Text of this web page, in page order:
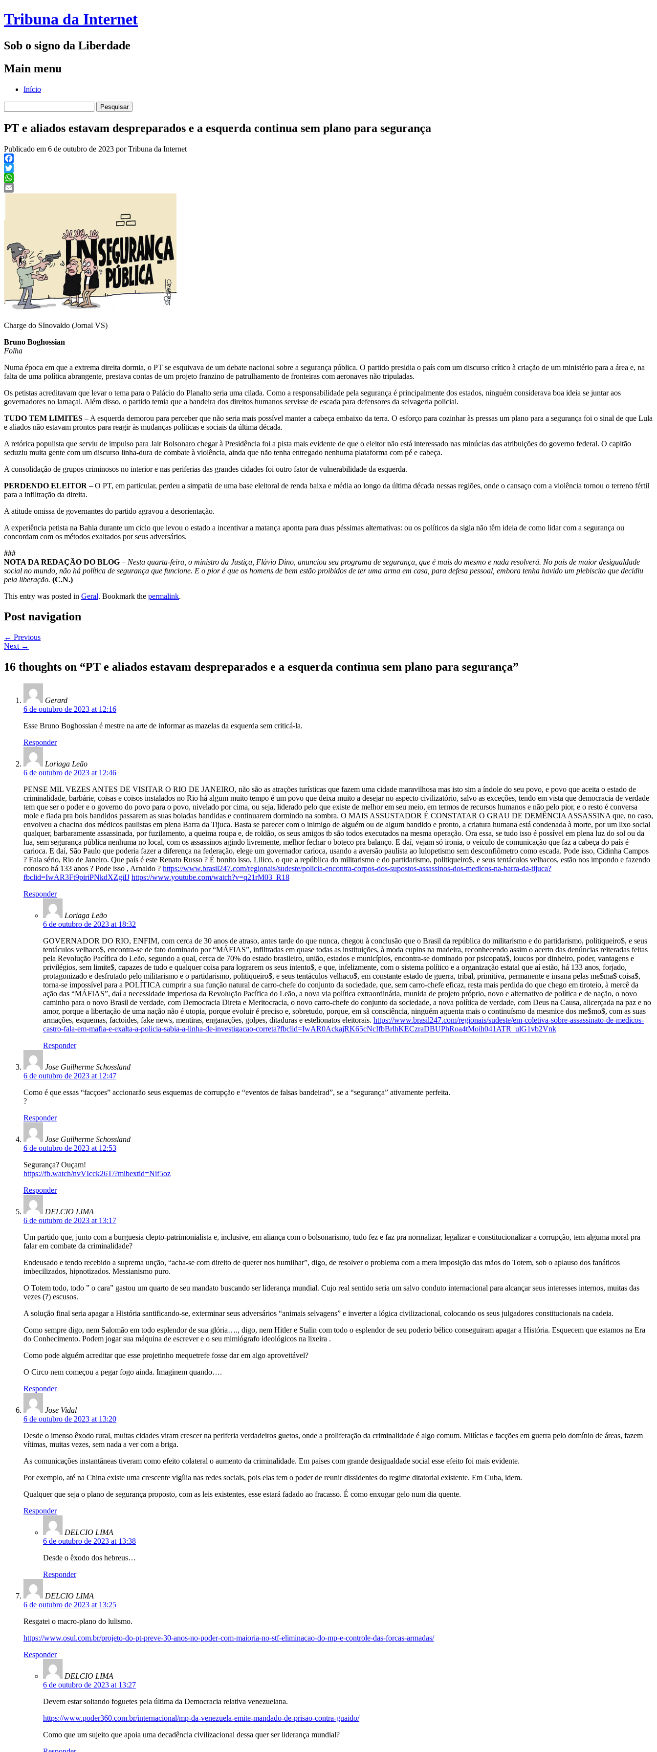
Tribuna da Internet
Sob o signo da Liberdade
Main menu
Skip
Início
por:
PT e aliados estavam despreparados e a esquerda continua sem plano para segurança
Publicado em 6 de outubro de 2023 por Tribuna da Internet
Facebook
Twitter
WhatsApp
Charge do SInovaldo (Jornal VS)
Bruno Boghossian
Folha
Numa época em que a extrema direita dormia, o PT se esquivava de um debate nacional sobre a segurança pública. O partido presidia o país com um discurso crítico à criação de um ministério para a área e, na
falta de uma política abrangente, prestava contas de um projeto franzino de patrulhamento de fronteiras com aeronaves não tripuladas.
Os petistas acreditavam que levar o tema para o Palácio do Planalto seria uma cilada. Como a responsabilidade pela segurança é principalmente dos estados, ninguém considerava boa ideia se juntar aos
governadores no lamaçal. Além disso, o partido temia que a bandeira dos direitos humanos servisse de escada para defensores da selvageria policial.
TUDO TEM LIMITES – A esquerda demorou para perceber que não seria mais possível manter a cabeça embaixo da terra. O esforço para cozinhar às pressas um plano para a segurança foi o sinal de que Lula
e aliados não estavam prontos para reagir às mudanças políticas e sociais da última década.
A retórica populista que serviu de impulso para Jair Bolsonaro chegar à Presidência foi a pista mais evidente de que o eleitor não está interessado nas minúcias das atribuições do governo federal. O capitão
seduziu muita gente com um discurso linha-dura de combate à violência, ainda que não tenha entregado nenhuma plataforma com pé e cabeça.
A consolidação de grupos criminosos no interior e nas periferias das grandes cidades foi outro fator de vulnerabilidade da esquerda.
PERDENDO ELEITOR – O PT, em particular, perdeu a simpatia de uma base eleitoral de renda baixa e média ao longo da última década nessas regiões, onde o cansaço com a violência tornou o terreno fértil
para a infiltração da direita.
A atitude omissa de governantes do partido agravou a desorientação.
A experiência petista na Bahia durante um ciclo que levou o estado a incentivar a matança aponta para duas péssimas alternativas: ou os políticos da sigla não têm ideia de como lidar com a segurança ou
concordam com os métodos exaltados por seus adversários.
###
NOTA DA REDAÇÃO DO BLOG – Nesta quarta-feira, o ministro da Justiça, Flávio Dino, anunciou seu programa de segurança, que é mais do mesmo e nada resolverá. No país de maior desigualdade
social no mundo, não há política de segurança que funcione. E o pior é que os homens de bem estão proibidos de ter uma arma em casa, para defesa pessoal, embora tenha havido um plebiscito que decidiu
pela liberação. (C.N.)
This entry was posted in Geral. Bookmark the permalink.
Post navigation
← Previous
Next →
16 thoughts on “PT e aliados estavam despreparados e a esquerda continua sem plano para segurança”
Gerard
6 de outubro de 2023 at 12:16
Esse Bruno Boghossian é mestre na arte de informar as mazelas da esquerda sem criticá-la.
Responder
Loriaga Leão
6 de outubro de 2023 at 12:46
PENSE MIL VEZES ANTES DE VISITAR O RIO DE JANEIRO, não são as atrações turísticas que fazem uma cidade maravilhosa mas isto sim a índole do seu povo, e povo que aceita o estado de
criminalidade, barbárie, coisas e coisos instalados no Rio há algum muito tempo é um povo que deixa muito a desejar no aspecto civilizatório, salvo as exceções, tendo em vista que democracia de verdade
tem que ser o poder e o governo do povo para o povo, nivelado por cima, ou seja, liderado pelo que existe de melhor em seu meio, em termos de recursos humanos e não pelo pior, e o resto é conversa
mole e fiada pra bois bandidos passarem as suas boiadas bandidas e continuarem dormindo na sombra. O MAIS ASSUSTADOR É CONSTATAR O GRAU DE DEMÊNCIA ASSASSINA que, no caso,
envolveu a chacina dos médicos paulistas em plena Barra da Tijuca. Basta se parecer com o inimigo de alguém ou de algum bandido e pronto, a criatura humana está condenada à morte, por um lixo social
qualquer, barbaramente assassinada, por fuzilamento, a queima roupa e, de roldão, os seus amigos tb são todos executados na mesma operação. Ora essa, se tudo isso é possível em plena luz do sol ou da
lua, sem segurança pública nenhuma no local, com os assassinos agindo livremente, melhor fechar o boteco pra balanço. E daí, vejam só ironia, o veículo de comunicação que faz a cabeça do país é
carioca. E daí, São Paulo que poderia fazer a diferença na federação, elege um governador carioca, usando a aversão paulista ao lulopetismo sem desconfiômetro como escada. Pode isso, Cidinha Campos
? Fala sério, Rio de Janeiro. Que país é este Renato Russo ? É bonito isso, Lilico, o que a república do militarismo e do partidarismo, politiqueiro$, e seus tentáculos velhacos, estão nos impondo e fazendo
conosco há 133 anos ? Pode isso , Arnaldo ? https://www.brasil247.com/regionais/sudeste/policia-encontra-corpos-dos-supostos-assassinos-dos-medicos-na-barra-da-tijuca?
fbclid=IwAR3Ft9piriPNkdXZgiIJ https://www.youtube.com/watch?v=q21rM03_R18
Responder
Loriaga Leão
6 de outubro de 2023 at 18:32
GOVERNADOR DO RIO, ENFIM, com cerca de 30 anos de atraso, antes tarde do que nunca, chegou à conclusão que o Brasil da república do militarismo e do partidarismo, politiqueiro$, e seus
tentáculos velhaco$, encontra-se de fato dominado por “MÁFIAS”, infiltradas em quase todas as instituições, à moda cupins na madeira, reconhecendo assim o acerto das denúncias reiteradas feitas
pela Revolução Pacífica do Leão, segundo a qual, cerca de 70% do estado brasileiro, união, estados e municípios, encontra-se dominado por psicopata$, loucos por dinheiro, poder, vantagens e
privilégios, sem limite$, capazes de tudo e qualquer coisa para lograrem os seus intento$, e que, infelizmente, com o sistema político e a organização estatal que aí estão, há 133 anos, forjado,
protagonizado e desfrutado pelo militarismo e o partidarismo, politiqueiro$, e seus tentáculos velhaco$, em constante estado de guerra, tribal, primitiva, permanente e insana pelas me$ma$ coisa$,
torna-se impossível para a POLÍTICA cumprir a sua função natural de carro-chefe do conjunto da sociedade, que, sem carro-chefe eficaz, resta mais perdida do que chego em tiroteio, à mercê da
ação das “MÁFIAS”, daí a necessidade imperiosa da Revolução Pacífica do Leão, a nova via política extraordinária, munida de projeto próprio, novo e alternativo de política e de nação, o novo
caminho para o novo Brasil de verdade, com Democracia Direta e Meritocracia, o novo carro-chefe do conjunto da sociedade, a nova política de verdade, com Deus na Causa, alicerçada na paz e no
amor, porque a libertação de uma nação não é utopia, porque evoluir é preciso e, sobretudo, porque, em sã consciência, ninguém aguenta mais o continuísmo da mesmice dos me$mo$, com as suas
armações, esquemas, factoides, fake news, mentiras, enganações, golpes, ditaduras e estelionatos eleitorais. https://www.brasil247.com/regionais/sudeste/em-coletiva-sobre-assassinato-de-medicos-
castro-fala-em-mafia-e-exalta-a-policia-sabia-a-linha-de-investigacao-correta?fbclid=IwAR0AckajRK65cNcIfbBrlhKECzraDBUPhRoa4tMoih041ATR_ulG1vb2Vnk
Responder
Jose Guilherme Schossland
6 de outubro de 2023 at 12:47
Como é que essas “facçoes” accionarão seus esquemas de corrupção e “eventos de falsas bandeirad”, se a “segurança” ativamente perfeita.
?
Responder
Jose Guilherme Schossland
6 de outubro de 2023 at 12:53
Segurança? Ouçam!
https://fb.watch/nvVIcck26T/?mibextid=Nif5oz
Responder
DELCIO LIMA
6 de outubro de 2023 at 13:17
Um partido que, junto com a burguesia clepto-patrimonialista e, inclusive, em aliança com o bolsonarismo, tudo fez e faz pra normalizar, legalizar e constitucionalizar a corrupção, tem alguma moral pra
falar em combate da criminalidade?
Endeusado e tendo recebido a suprema unção, “acha-se com direito de querer nos humilhar”, digo, de resolver o problema com a mera imposição das mãos do Totem, sob o aplauso dos fanáticos
imbecilizados, hipnotizados. Messianismo puro.
O Totem todo, todo ” o cara” gastou um quarto de seu mandato buscando ser liderança mundial. Cujo real sentido seria um salvo conduto internacional para alcançar seus interesses internos, muitas das
vezes (?) escusos.
A solução final seria apagar a História santificando-se, exterminar seus adversários “animais selvagens” e inverter a lógica civilizacional, colocando os seus julgadores constitucionais na cadeia.
Como sempre digo, nem Salomão em todo esplendor de sua glória…., digo, nem Hitler e Stalin com todo o esplendor de seu poderio bélico conseguiram apagar a História. Esquecem que estamos na Era
do Conhecimento. Podem jogar sua máquina de escrever e o seu mimiógrafo ideológicos na lixeira .
Como pode alguém acreditar que esse projetinho mequetrefe fosse dar em algo aproveitável?
O Circo nem começou a pegar fogo ainda. Imaginem quando….
Responder
Jose Vidal
6 de outubro de 2023 at 13:20
Desde o imenso êxodo rural, muitas cidades viram crescer na periferia verdadeiros guetos, onde a proliferação da criminalidade é algo comum. Milícias e facções em guerra pelo domínio de áreas, fazem
vítimas, muitas vezes, sem nada a ver com a briga.
As comunicações instantâneas tiveram como efeito colateral o aumento da criminalidade. Em países com grande desigualdade social esse efeito foi mais evidente.
Por exemplo, até na China existe uma crescente vigília nas redes sociais, pois elas tem o poder de reunir dissidentes do regime ditatorial existente. Em Cuba, idem.
Qualquer que seja o plano de segurança proposto, com as leis existentes, esse estará fadado ao fracasso. É como enxugar gelo num dia quente.
Responder
DELCIO LIMA
6 de outubro de 2023 at 13:38
Desde o êxodo dos hebreus…
Responder
DELCIO LIMA
6 de outubro de 2023 at 13:25
Resgatei o macro-plano do lulismo.
https://www.osul.com.br/projeto-do-pt-preve-30-anos-no-poder-com-maioria-no-stf-eliminacao-do-mp-e-controle-das-forcas-armadas/
Responder
DELCIO LIMA
6 de outubro de 2023 at 13:27
Devem estar soltando foguetes pela última da Democracia relativa venezuelana.
https://www.poder360.com.br/internacional/mp-da-venezuela-emite-mandado-de-prisao-contra-guaido/
Como que um sujeito que apoia uma decadência civilizacional dessa quer ser liderança mundial?